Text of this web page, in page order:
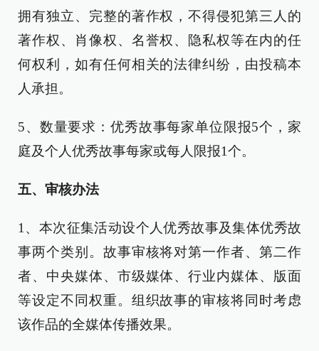
拥有独立、完整的著作权，不得侵犯第三人的
著作权、肖像权、名誉权、隐私权等在内的任
何权利，如有任何相关的法律纠纷，由投稿本
人承担。
5、数量要求：优秀故事每家单位限报5个，家
庭及个人优秀故事每家或每人限报1个。
五、审核办法
1、本次征集活动设个人优秀故事及集体优秀故
事两个类别。故事审核将对第一作者、第二作
者、中央媒体、市级媒体、行业内媒体、版面
等设定不同权重。组织故事的审核将同时考虑
该作品的全媒体传播效果。